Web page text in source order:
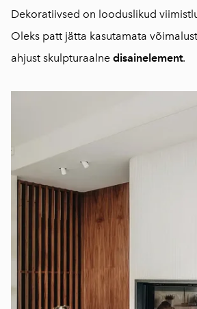
Dekoratiivsed on looduslikud
Oleks patt jätta kasutamata
ahjust skulpturaalne disainelement.